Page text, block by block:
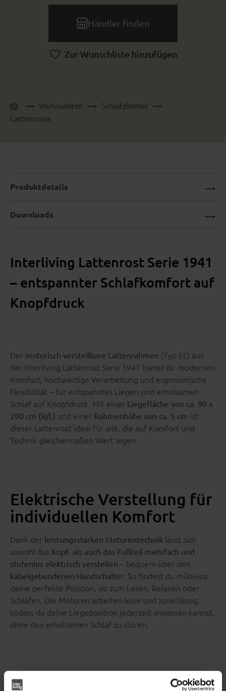
Händler finden
Zur Wunschliste hinzufügen
Wohnwelten
Schlafzimmer
Lattenroste
Interliving Lattenrost Serie 1941
– entspannter Schlafkomfort auf
Knopfdruck
Der motorisch verstellbare Lattenrahmen (Typ EL) aus
der Interliving Lattenrost Serie 1941 bietet dir modernen
Komfort, hochwertige Verarbeitung und ergonomische
Flexibilität – für entspanntes Liegen und erholsamen
Schlaf auf Knopfdruck. Mit einer Liegefläche von ca. 90 x
200 cm (B/L) und einer Rahmenhöhe von ca. 5 cm ist
dieser Lattenrost ideal für alle, die auf Komfort und
Technik gleichermaßen Wert legen.
Elektrische Verstellung für
individuellen Komfort
Dank der leistungsstarken Motorentechnik lässt sich
sowohl das Kopf- als auch das Fußteil mehrfach und
stufenlos elektrisch verstellen – bequem über den
kabelgebundenen Handschalter. So findest du mühelos
deine perfekte Position, ob zum Lesen, Relaxen oder
Schlafen. Die Motoren arbeiten leise und zuverlässig,
sodass du deine Liegeposition jederzeit anpassen kannst,
ohne den erholsamen Schlaf zu stören.
Hochwertige Verarbeitung
Produktdetails
Downloads